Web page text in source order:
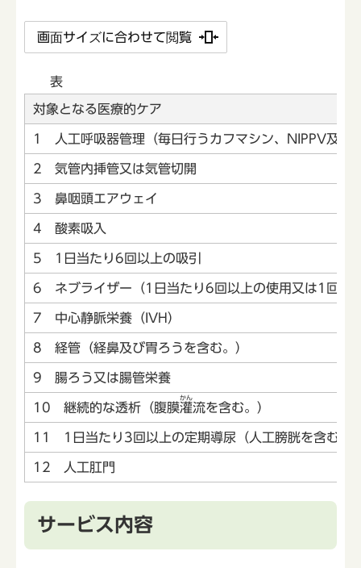
画面サイズに合わせて閲覧
表
対象となる医療的ケア
1 人工呼吸器管理（毎日行うカフマシン、NIPPV及び
2 気管内挿管又は気管切開
3 鼻咽頭エアウェイ
4 酸素吸入
5 1日当たり6回以上の吸引
6 ネブライザー（1日当たり6回以上の使用又は1回当
7 中心静脈栄養（IVH）
8 経管（経鼻及び胃ろうを含む。）
9 腸ろう又は腸管栄養
10 継続的な透析（腹膜灌
かん
流を含む。）
11 1日当たり3回以上の定期導尿（人工膀胱を含む。
12 人工肛門
サービス内容